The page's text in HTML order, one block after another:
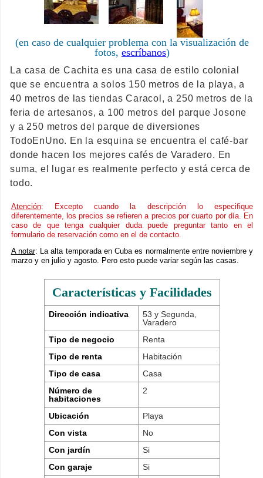
(en caso de cualquier problema con la visualización de
fotos, escríbanos)
La casa de Cachita es una casa de estilo colonial
que se encuentra a solos 150 metros de la playa, a
40 metros de las tiendas Caracol, a 250 metros de la
feria de artesanos, a 100 metros del parque Josone
y a 250 metros del parque de diversiones
TodoEnUno. En la esquina se encuentra el café-bar
donde hacen los mejores cafés de Varadero. En
suma, el lugar es realmente perfecto y está cerca de
todo.
Atención: Excepto cuando la descripción lo especifique
diferentemente, los precios se refieren a precios por cuarto por día. En
caso de que tenga cualquier duda puede preguntar tanto en el
formulario de reservación como en el de contacto.
A notar: La alta temporada en Cuba es normalmente entre noviembre y
marzo y en julio y agosto. Pero esto puede variar según las casas.
Características y Facilidades
Dirección indicativa
53 y Segunda,
Varadero
Tipo de negocio
Renta
Tipo de renta
Habitación
Tipo de casa
Casa
Número de
habitaciones
2
Ubicación
Playa
Con vista
No
Con jardín
Si
Con garaje
Si